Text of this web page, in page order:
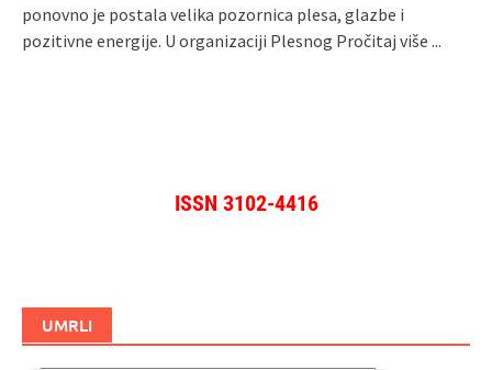
ponovno je postala velika pozornica plesa, glazbe i
pozitivne energije. U organizaciji Plesnog Pročitaj više ...
ISSN 3102-4416
UMRLI